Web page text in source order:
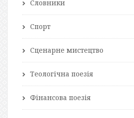
Словники
Спорт
Сценарне мистецтво
Теологічна поезія
Фінансова поезія